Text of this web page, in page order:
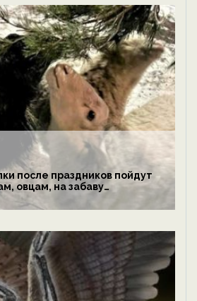
после праздников пойдут
овцам, на забаву
и леопардам — новости